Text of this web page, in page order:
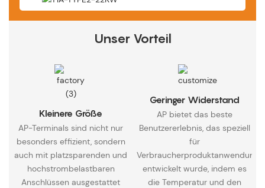
Unser Vorteil
Kleinere Größe
AP-Terminals sind nicht nur
besonders effizient, sondern
auch mit platzsparenden und
hochstrombelastbaren
Anschlüssen ausgestattet
Geringer Widerstand
AP bietet das beste
Benutzererlebnis, das speziell
für
entwickelt wurde, indem es
die Temperatur und den